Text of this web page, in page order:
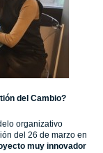
del Cambio?
organizativo
del 26 de marzo en
muy innovador